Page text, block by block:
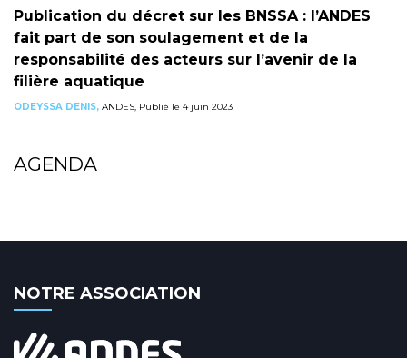
Publication du décret sur les BNSSA : l’ANDES
fait part de son soulagement et de la
responsabilité des acteurs sur l’avenir de la
filière aquatique
ODEYSSA DENIS, ANDES, Publié le 4 juin 2023
AGENDA
NOTRE ASSOCIATION